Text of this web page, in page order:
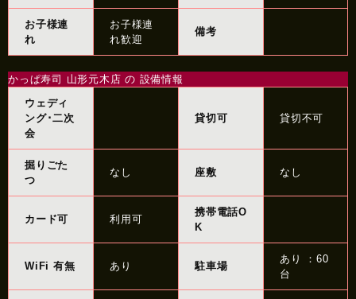
お子様連
れ
お子様連
れ歓迎
備考
かっぱ寿司 山形元木店 の 設備情報
ウェディ
ング･二次
会
貸切可 貸切不可
掘りごた
つ
なし 座敷 なし
カード可 利用可
携帯電話O
K
WiFi 有無 あり 駐車場
あり ：60
台